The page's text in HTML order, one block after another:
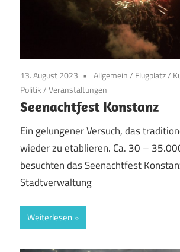
13. August 2023 Allgemein/ Flugplatz/
Politik/Veranstaltungen
Seenachtfest Konstanz
Ein gelungener Versuch, das
wieder zu etablieren. Ca. 30 –
besuchten das Seenachtfest
Stadtverwaltung
Weiterlesen